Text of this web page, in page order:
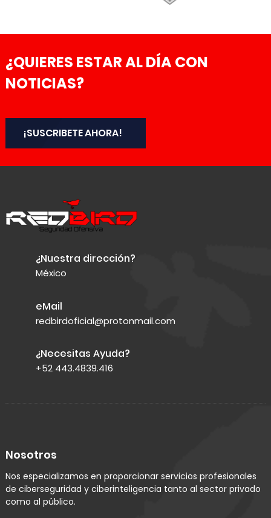
¿QUIERES ESTAR AL DÍA CON
NOTICIAS?
¡SUSCRIBETE AHORA!
¿Nuestra dirección?
México
eMail
redbirdoficial@protonmail.com
¿Necesitas Ayuda?
+52 443.4839.416
Nosotros
Nos especializamos en proporcionar servicios profesionales
de ciberseguridad y ciberinteligencia tanto al sector privado
como al público.